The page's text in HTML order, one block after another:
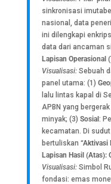
sinkronisasi
nasional, data
ini dilengkapi
data dari ancaman
Lapisan Operasional
Visualisasi:Sebuah
panel utama: (1)
lalu lintas kapal di
APBN yang
minyak; (3) Sosial:
kecamatan. Di
bertuliskan “Aktivasi
Lapisan Hasil (Atas):
Visualisasi:Simbol
fondasi: emas